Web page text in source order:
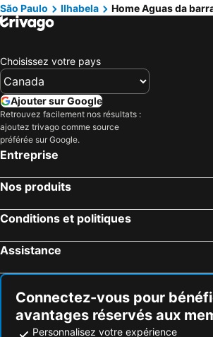
São Paulo
Ilhabela Home Aguas da
Choisissez votre pays
Ajouter sur Google
Retrouvez facilement nos résultats :
ajoutez trivago comme source
préférée sur Google.
Entreprise
Nos produits
Conditions et politiques
Assistance
Connectez-vous pour
avantages réservés aux
Personnalisez votre expérience